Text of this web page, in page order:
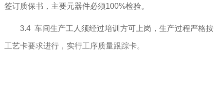
签订质保书，主要元器件必须100%检验。
3.4 车间生产工人须经过培训方可上岗，生产过程严格按
工艺卡要求进行，实行工序质量跟踪卡。